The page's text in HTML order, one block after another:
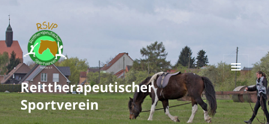
Reittherapeutischer
Sportverein
MENÜ
UND
WIDGETS